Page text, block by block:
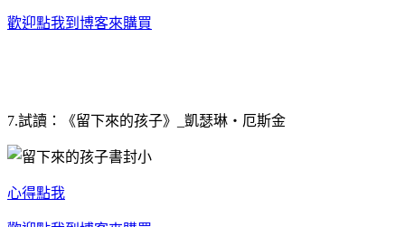
歡迎點我到博客來購買
7.試讀：《留下來的孩子》_凱瑟琳‧厄斯金
心得點我